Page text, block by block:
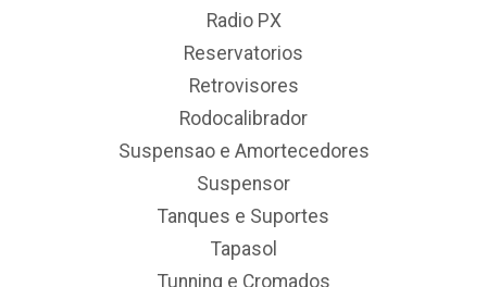
Radio PX
Reservatorios
Retrovisores
Rodocalibrador
Suspensao e Amortecedores
Suspensor
Tanques e Suportes
Tapasol
Tunning e Cromados